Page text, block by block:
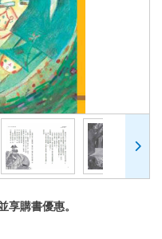
享購書優惠。